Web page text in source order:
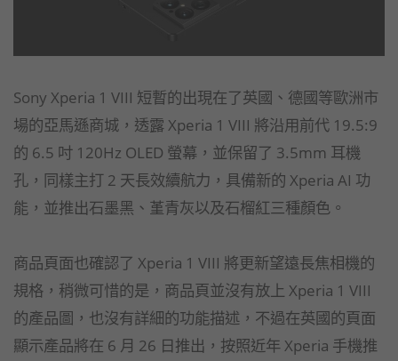
Sony Xperia 1 VIII 短暫的出現在了英國、德國等歐洲市
場的亞馬遜商城，透露 Xperia 1 VIII 將沿用前代 19.5:9
的 6.5 吋 120Hz OLED 螢幕，並保留了 3.5mm 耳機
孔，同樣主打 2 天長效續航力，具備新的 Xperia AI 功
能，並推出石墨黑、堇青灰以及石榴紅三種顏色。
商品頁面也確認了 Xperia 1 VIII 將更新望遠長焦相機的
規格，稍微可惜的是，商品頁並沒有放上 Xperia 1 VIII
的產品圖，也沒有詳細的功能描述，不過在英國的頁面
顯示產品將在 6 月 26 日推出，按照近年 Xperia 手機推